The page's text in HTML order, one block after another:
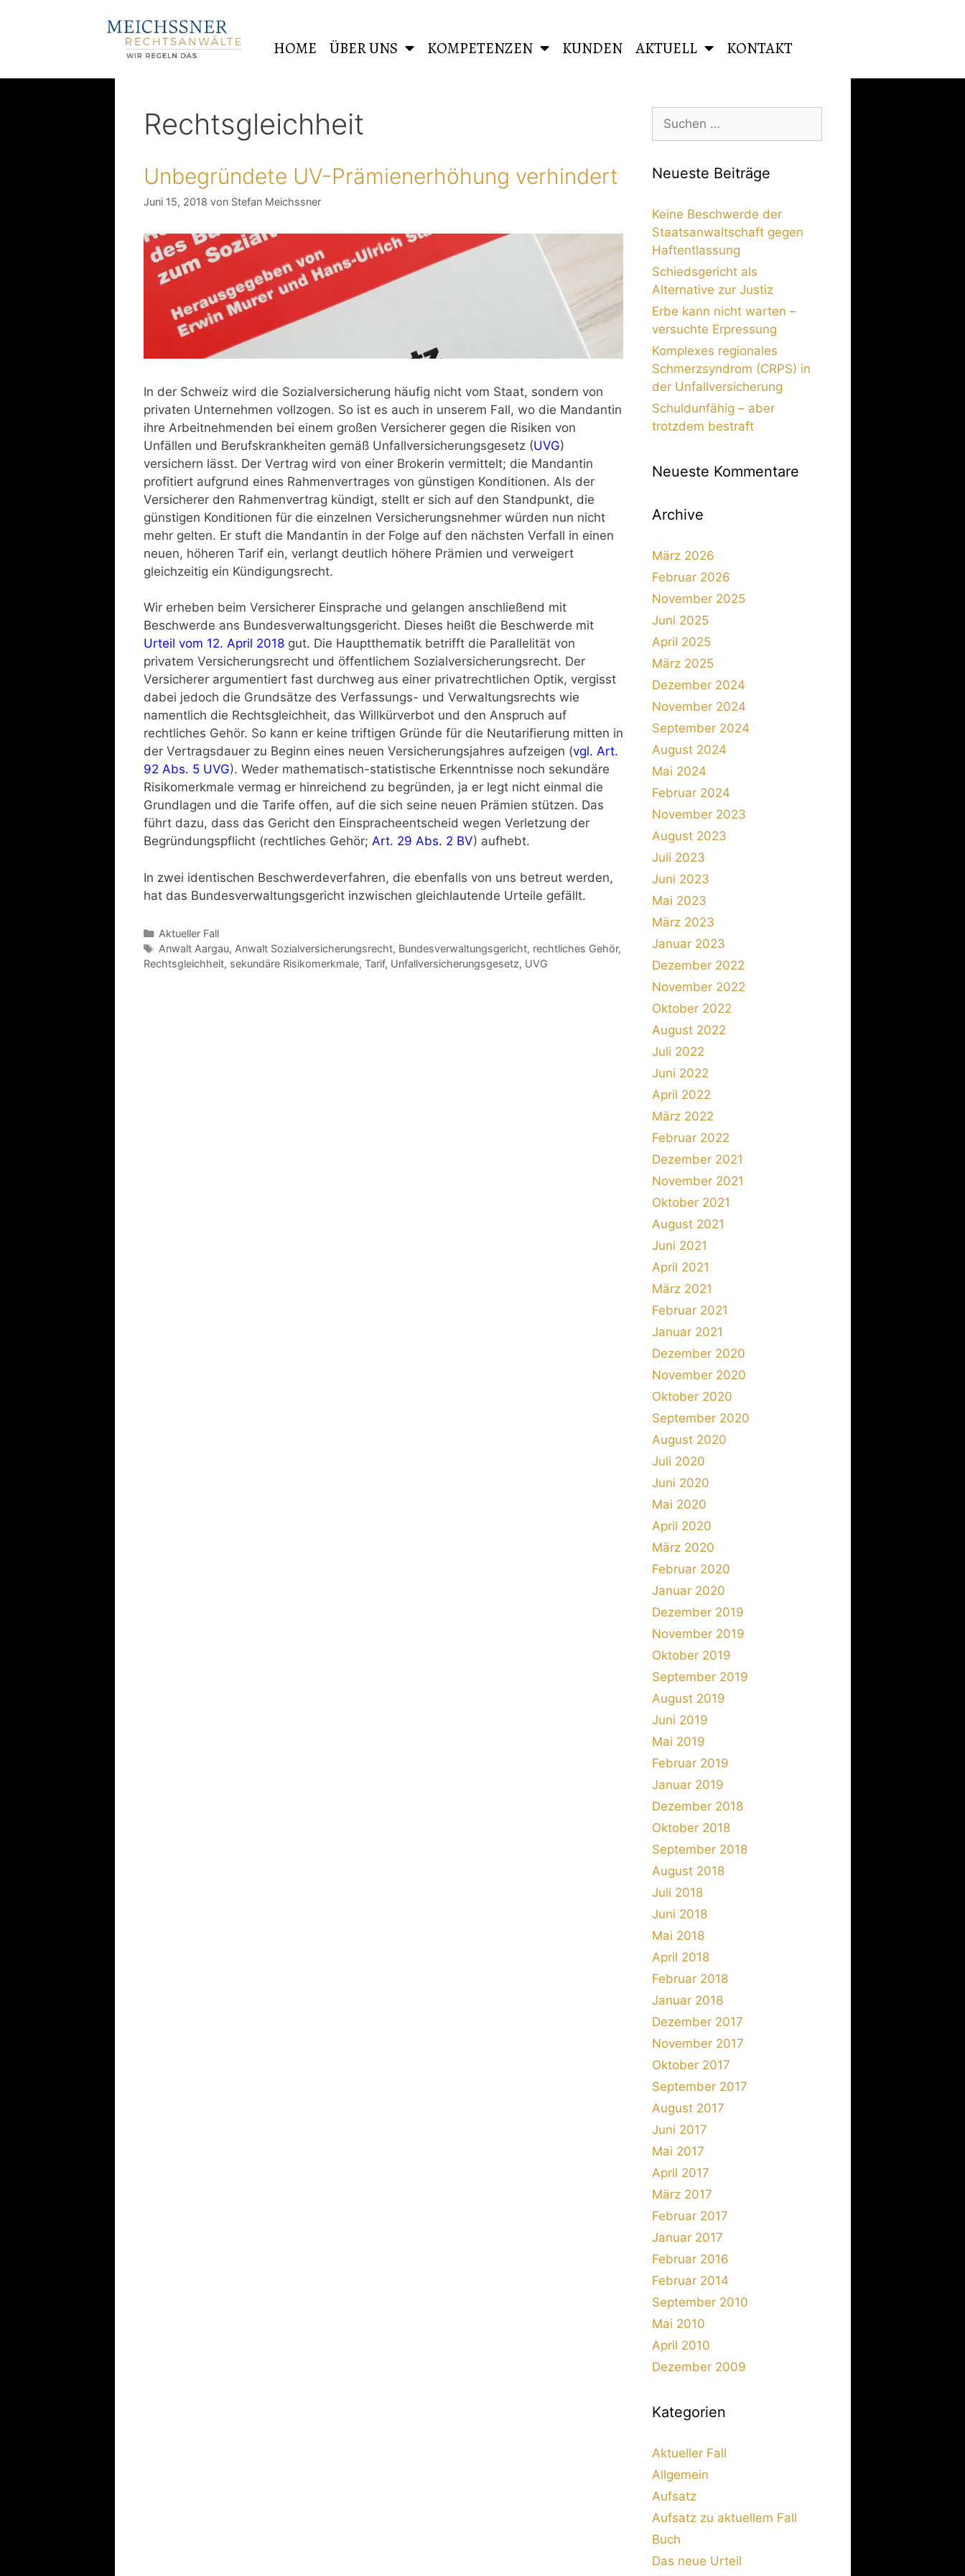
HOME ÜBER UNS KOMPETENZEN KUNDEN AKTUELL KONTAKT
Rechtsgleichheit
Unbegründete UV-Prämienerhöhung verhindert
Juni 15, 2018 von Stefan Meichssner
In der Schweiz wird die Sozialversicherung häufig nicht vom Staat, sondern von
privaten Unternehmen vollzogen. So ist es auch in unserem Fall, wo die Mandantin
ihre Arbeitnehmenden bei einem großen Versicherer gegen die Risiken von
Unfällen und Berufskrankheiten gemäß Unfallversicherungsgesetz (UVG)
versichern lässt. Der Vertrag wird von einer Brokerin vermittelt; die Mandantin
profitiert aufgrund eines Rahmenvertrages von günstigen Konditionen. Als der
Versicherer den Rahmenvertrag kündigt, stellt er sich auf den Standpunkt, die
günstigen Konditionen für die einzelnen Versicherungsnehmer würden nun nicht
mehr gelten. Er stuft die Mandantin in der Folge auf den nächsten Verfall in einen
neuen, höheren Tarif ein, verlangt deutlich höhere Prämien und verweigert
gleichzeitig ein Kündigungsrecht.
Wir erheben beim Versicherer Einsprache und gelangen anschließend mit
Beschwerde ans Bundesverwaltungsgericht. Dieses heißt die Beschwerde mit
Urteil vom 12. April 2018gut. Die Hauptthematik betrifft die Parallelität von
privatem Versicherungsrecht und öffentlichem Sozialversicherungsrecht. Der
Versicherer argumentiert fast durchweg aus einer privatrechtlichen Optik, vergisst
dabei jedoch die Grundsätze des Verfassungs- und Verwaltungsrechts wie
namentlich die Rechtsgleichheit, das Willkürverbot und den Anspruch auf
rechtliches Gehör. So kann er keine triftigen Gründe für die Neutarifierung mitten in
der Vertragsdauer zu Beginn eines neuen Versicherungsjahres aufzeigen (vgl. Art.
92 Abs. 5 UVG). Weder mathematisch-statistische Erkenntnisse noch sekundäre
Risikomerkmale vermag er hinreichend zu begründen, ja er legt nicht einmal die
Grundlagen und die Tarife offen, auf die sich seine neuen Prämien stützen. Das
führt dazu, dass das Gericht den Einspracheentscheid wegen Verletzung der
Begründungspflicht (rechtliches Gehör; Art. 29 Abs. 2 BV) aufhebt.
In zwei identischen Beschwerdeverfahren, die ebenfalls von uns betreut werden,
hat das Bundesverwaltungsgericht inzwischen gleichlautende Urteile gefällt.
Aktueller Fall
Anwalt Aargau, Anwalt Sozialversicherungsrecht, Bundesverwaltungsgericht, rechtliches Gehör,
Rechtsgleichheit, sekundäre Risikomerkmale, Tarif, Unfallversicherungsgesetz, UVG
Neueste Beiträge
Keine Beschwerde der
Staatsanwaltschaft gegen
Haftentlassung
Schiedsgericht als
Alternative zur Justiz
Erbe kann nicht warten –
versuchte Erpressung
Komplexes regionales
Schmerzsyndrom (CRPS) in
der Unfallversicherung
Schuldunfähig – aber
trotzdem bestraft
Neueste Kommentare
Archive
März 2026
Februar 2026
November 2025
Juni 2025
April 2025
März 2025
Dezember 2024
November 2024
September 2024
August 2024
Mai 2024
Februar 2024
November 2023
August 2023
Juli 2023
Juni 2023
Mai 2023
März 2023
Januar 2023
Dezember 2022
November 2022
Oktober 2022
August 2022
Juli 2022
Juni 2022
April 2022
März 2022
Februar 2022
Dezember 2021
November 2021
Oktober 2021
August 2021
Juni 2021
April 2021
März 2021
Februar 2021
Januar 2021
Dezember 2020
November 2020
Oktober 2020
September 2020
August 2020
Juli 2020
Juni 2020
Mai 2020
April 2020
März 2020
Februar 2020
Januar 2020
Dezember 2019
November 2019
Oktober 2019
September 2019
August 2019
Juni 2019
Mai 2019
Februar 2019
Januar 2019
Dezember 2018
Oktober 2018
September 2018
August 2018
Juli 2018
Juni 2018
Mai 2018
April 2018
Februar 2018
Januar 2018
Dezember 2017
November 2017
Oktober 2017
September 2017
August 2017
Juni 2017
Mai 2017
April 2017
März 2017
Februar 2017
Januar 2017
Februar 2016
Februar 2014
September 2010
Mai 2010
April 2010
Dezember 2009
Kategorien
Aktueller Fall
Allgemein
Aufsatz
Aufsatz zu aktuellem Fall
Buch
Das neue Urteil